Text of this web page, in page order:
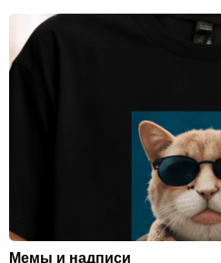
Мемы и надписи